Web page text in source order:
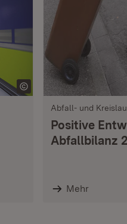
Abfall- und
Positive
Abfallbilanz
Mehr